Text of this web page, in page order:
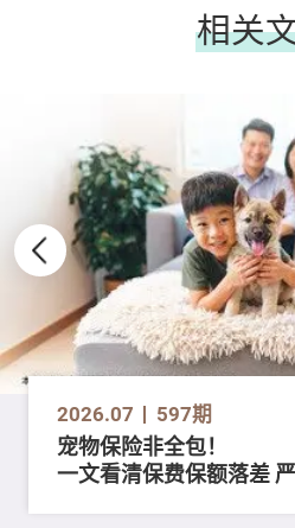
相关
2026.07 597期
宠物保险非全包！
一文看清保费保额落差